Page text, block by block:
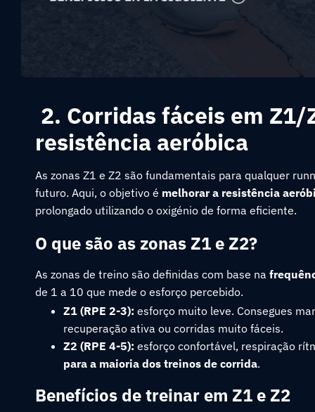
2. Corridas fáceis em
resistência aeróbica
As zonas Z1 e Z2 são fundamentais para qualquer
futuro. Aqui, o objetivo é melhorar a resistência
prolongado utilizando o oxigénio de forma eficiente.
O que são as zonas Z1 e Z2?
As zonas de treino são definidas com base na
de 1 a 10 que mede o esforço percebido.
Z1 (RPE 2-3): esforço muito leve. Consegues
recuperação ativa ou corridas muito fáceis.
Z2 (RPE 4-5): esforço confortável, respiração
para a maioria dos treinos de corrida.
Benefícios de treinar em Z1 e Z2